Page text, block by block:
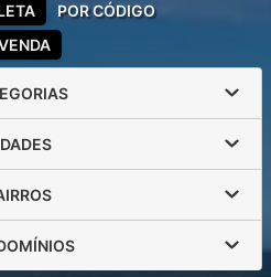
POR CÓDIGO